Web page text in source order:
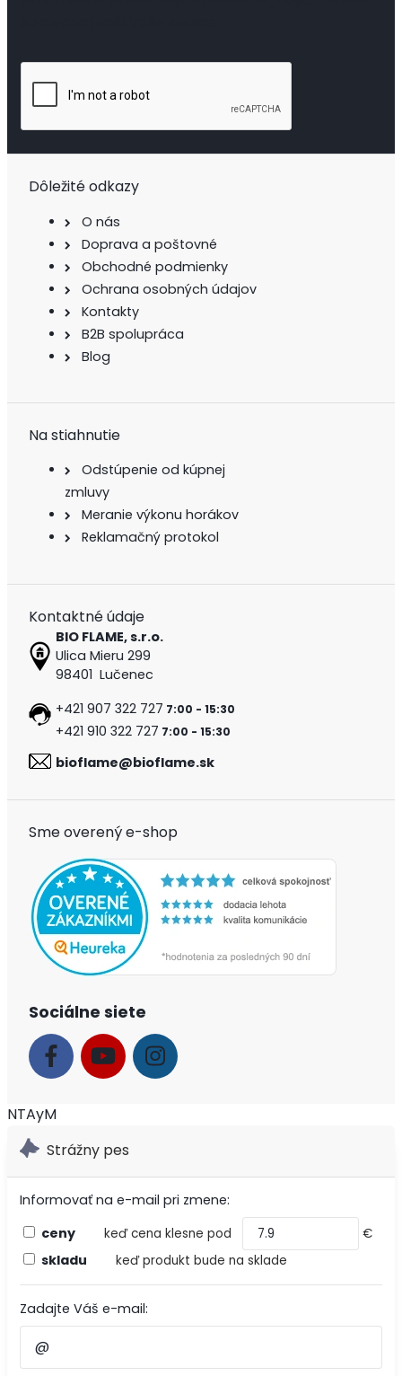
Dôležité odkazy
O nás
Doprava a poštovné
Obchodné podmienky
Ochrana osobných údajov
Kontakty
B2B spolupráca
Blog
Na stiahnutie
Odstúpenie od kúpnej
zmluvy
Meranie výkonu horákov
Reklamačný protokol
Kontaktné údaje
BIO FLAME, s.r.o.
Ulica Mieru 299
98401 Lučenec
+421 907 322 727 7:00 - 15:30
+421 910 322 727 7:00 - 15:30
bioflame@bioflame.sk
Sme overený e-shop
Sociálne siete
NTAyM
Strážny pes
Informovať na e-mail pri zmene:
ceny
keď cena klesne pod €
skladu keď produkt bude na sklade
Zadajte Váš e-mail: